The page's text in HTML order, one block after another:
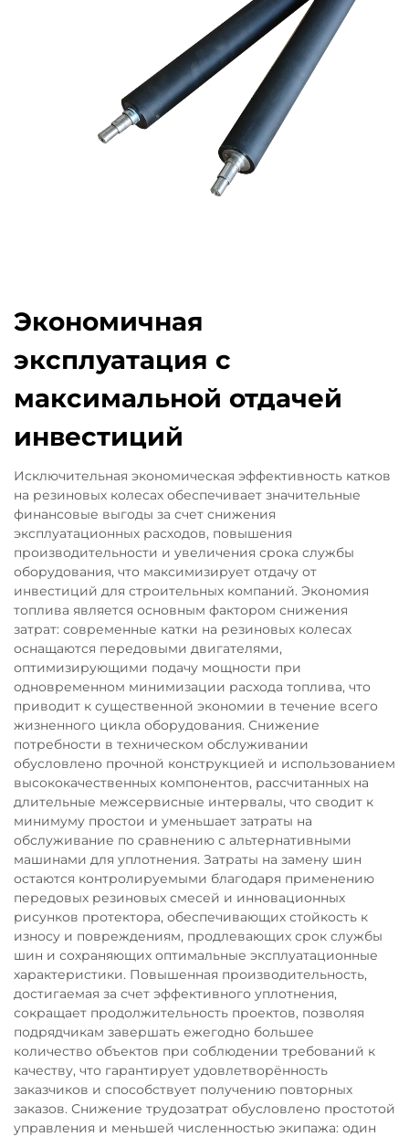
Экономичная
эксплуатация с
максимальной отдачей
инвестиций
Исключительная экономическая эффективность катков
на резиновых колесах обеспечивает значительные
финансовые выгоды за счет снижения
эксплуатационных расходов, повышения
производительности и увеличения срока службы
оборудования, что максимизирует отдачу от
инвестиций для строительных компаний. Экономия
топлива является основным фактором снижения
затрат: современные катки на резиновых колесах
оснащаются передовыми двигателями,
оптимизирующими подачу мощности при
одновременном минимизации расхода топлива, что
приводит к существенной экономии в течение всего
жизненного цикла оборудования. Снижение
потребности в техническом обслуживании
обусловлено прочной конструкцией и использованием
высококачественных компонентов, рассчитанных на
длительные межсервисные интервалы, что сводит к
минимуму простои и уменьшает затраты на
обслуживание по сравнению с альтернативными
машинами для уплотнения. Затраты на замену шин
остаются контролируемыми благодаря применению
передовых резиновых смесей и инновационных
рисунков протектора, обеспечивающих стойкость к
износу и повреждениям, продлевающих срок службы
шин и сохраняющих оптимальные эксплуатационные
характеристики. Повышенная производительность,
достигаемая за счет эффективного уплотнения,
сокращает продолжительность проектов, позволяя
подрядчикам завершать ежегодно большее
количество объектов при соблюдении требований к
качеству, что гарантирует удовлетворённость
заказчиков и способствует получению повторных
заказов. Снижение трудозатрат обусловлено простотой
управления и меньшей численностью экипажа: один